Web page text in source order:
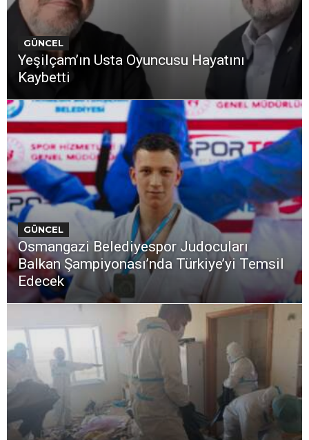
GÜNCEL
Yeşilçam’ın Usta Oyuncusu Hayatını
Kaybetti
GÜNCEL
Osmangazi Belediyespor Judocuları
Balkan Şampiyonası’nda Türkiye’yi Temsil
Edecek